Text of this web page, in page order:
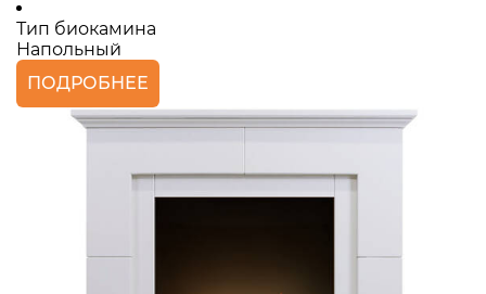
Тип биокамина
Напольный
ПОДРОБНЕЕ